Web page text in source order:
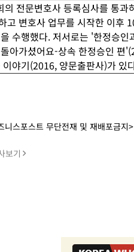
의 전문변호사 등록심사를 통
고 변호사 업무를 시작한 이후
수행했다. 저서로는 '한정승
아가셨어요-상속 한정승인 편
이야기(2016, 양문출판사)가 있
니스포스트 무단전재 및 재배포금지>
보기